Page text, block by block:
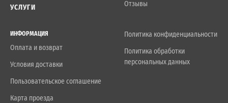
УСЛУГИ
Отзывы
ИНФОРМАЦИЯ
Оплата и возврат
Условия доставки
Пользовательское соглашение
Карта проезда
Политика конфиденциальности
Политика обработки
персональных данных